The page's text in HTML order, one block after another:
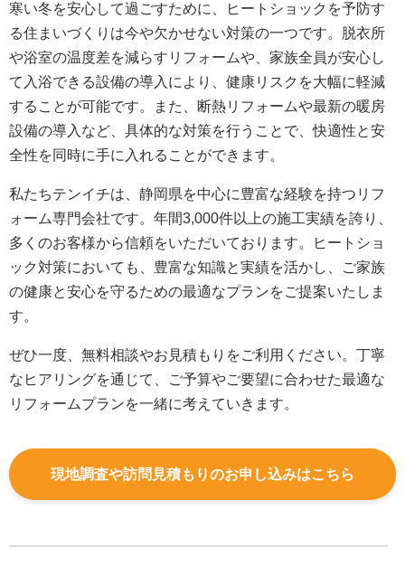
寒い冬を安心して過ごすために、ヒートショックを予防す
る住まいづくりは今や欠かせない対策の一つです。脱衣所
や浴室の温度差を減らすリフォームや、家族全員が安心し
て入浴できる設備の導入により、健康リスクを大幅に軽減
することが可能です。また、断熱リフォームや最新の暖房
設備の導入など、具体的な対策を行うことで、快適性と安
全性を同時に手に入れることができます。
私たちテンイチは、静岡県を中心に豊富な経験を持つリフ
ォーム専門会社です。年間3,000件以上の施工実績を誇り、
多くのお客様から信頼をいただいております。ヒートショ
ック対策においても、豊富な知識と実績を活かし、ご家族
の健康と安心を守るための最適なプランをご提案いたしま
す。
ぜひ一度、無料相談やお見積もりをご利用ください。丁寧
なヒアリングを通じて、ご予算やご要望に合わせた最適な
リフォームプランを一緒に考えていきます。
現地調査や訪問見積もりのお申し込みはこちら